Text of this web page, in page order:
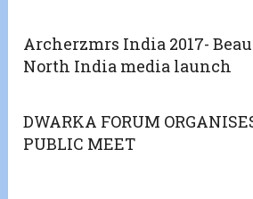
Archerzmrs India 2017-
North India media launch
DWARKA FORUM
PUBLIC MEET